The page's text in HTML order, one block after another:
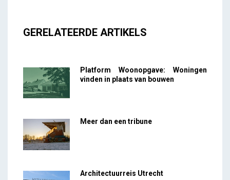
GERELATEERDE ARTIKELS
Platform Woonopgave: Woningen
vinden in plaats van bouwen
Meer dan een tribune
Architectuurreis Utrecht